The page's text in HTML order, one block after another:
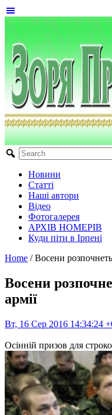
Новини
Статті
Наші автори
Відео
Фотогалерея
АРХІВ НОМЕРІВ
Куди піти в Ірпені
Home / Восени
Восени
армії
Вт, 16 Сер 2016 14:34:24
Осінній призов для